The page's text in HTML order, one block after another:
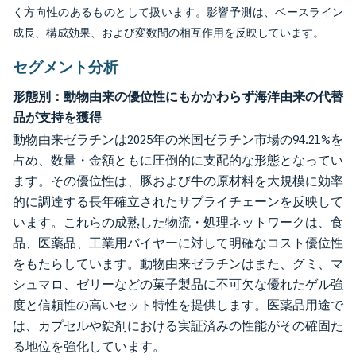
く方向性のあるものとして扱います。影響予測は、ベースライン
成長、構成効果、および変数間の相互作用を反映しています。
セグメント分析
形態別：動物由来の優位性にもかかわらず海洋由来の代替
品が支持を獲得
動物由来ゼラチンは2025年の米国ゼラチン市場の94.21%を
占め、数量・金額ともに圧倒的に支配的な形態となってい
ます。その優位性は、豚および牛の原材料を大規模に効率
的に調達する長年確立されたサプライチェーンを反映して
います。これらの成熟した物流・処理ネットワークは、食
品、医薬品、工業用バイヤーに対して明確なコスト優位性
をもたらしています。動物由来ゼラチンはまた、グミ、マ
シュマロ、ゼリーなどの菓子製品に不可欠な優れたゲル強
度と信頼性の高いセット特性を提供します。医薬品用途で
は、カプセルや錠剤における実証済みの性能がその確固た
る地位を強化しています。